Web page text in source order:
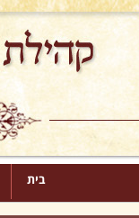
בית